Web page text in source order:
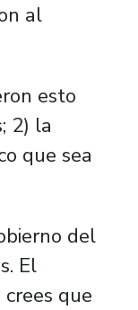
al
esto
2) la
que sea
del
El
que